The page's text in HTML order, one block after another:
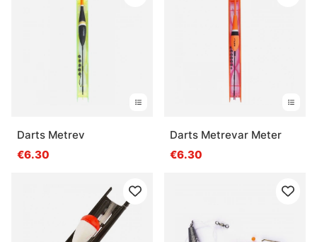
Darts Metrev
€6.30
Darts Metrevar Meter
€6.30